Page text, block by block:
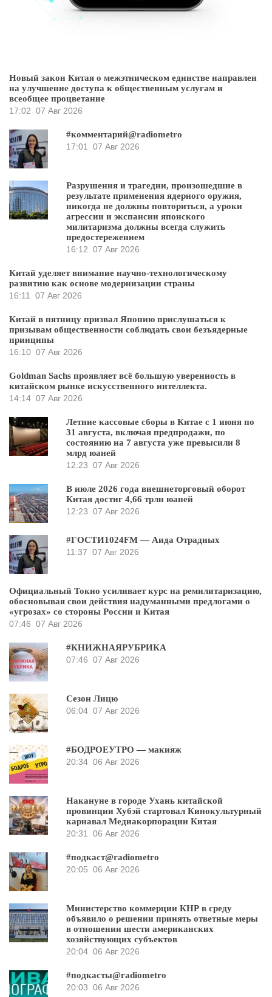
Новый закон Китая о межэтническом единстве направлен
на улучшение доступа к общественным услугам и
всеобщее процветание
17:02 07 Авг 2026
#комментарий@radiometro
17:01 07 Авг 2026
Разрушения и трагедии, произошедшие в
результате применения ядерного оружия,
никогда не должны повториться, а уроки
агрессии и экспансии японского
милитаризма должны всегда служить
предостережением
16:12 07 Авг 2026
Китай уделяет внимание научно-технологическому
развитию как основе модернизации страны
16:11 07 Авг 2026
Китай в пятницу призвал Японию прислушаться к
призывам общественности соблюдать свои безъядерные
принципы
16:10 07 Авг 2026
Goldman Sachs проявляет всё большую уверенность в
китайском рынке искусственного интеллекта.
14:14 07 Авг 2026
Летние кассовые сборы в Китае с 1 июня по
31 августа, включая предпродажи, по
состоянию на 7 августа уже превысили 8
млрд юаней
12:23 07 Авг 2026
В июле 2026 года внешнеторговый оборот
Китая достиг 4,66 трлн юаней
12:23 07 Авг 2026
#ГОСТИ1024FM — Аида Отрадных
11:37 07 Авг 2026
Официальный Токио усиливает курс на ремилитаризацию,
обосновывая свои действия надуманными предлогами о
«угрозах» со стороны России и Китая
07:46 07 Авг 2026
#КНИЖНАЯРУБРИКА
07:46 07 Авг 2026
Сезон Лицю
06:04 07 Авг 2026
#БОДРОЕУТРО — макияж
20:34 06 Авг 2026
Накануне в городе Ухань китайской
провинции Хубэй стартовал Кинокультурный
карнавал Медиакорпорации Китая
20:31 06 Авг 2026
#подкаст@radiometro
20:05 06 Авг 2026
Министерство коммерции КНР в среду
объявило о решении принять ответные меры
в отношении шести американских
хозяйствующих субъектов
20:04 06 Авг 2026
#подкасты@radiometro
20:03 06 Авг 2026